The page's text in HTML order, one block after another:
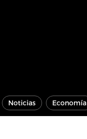
Noticias Economía